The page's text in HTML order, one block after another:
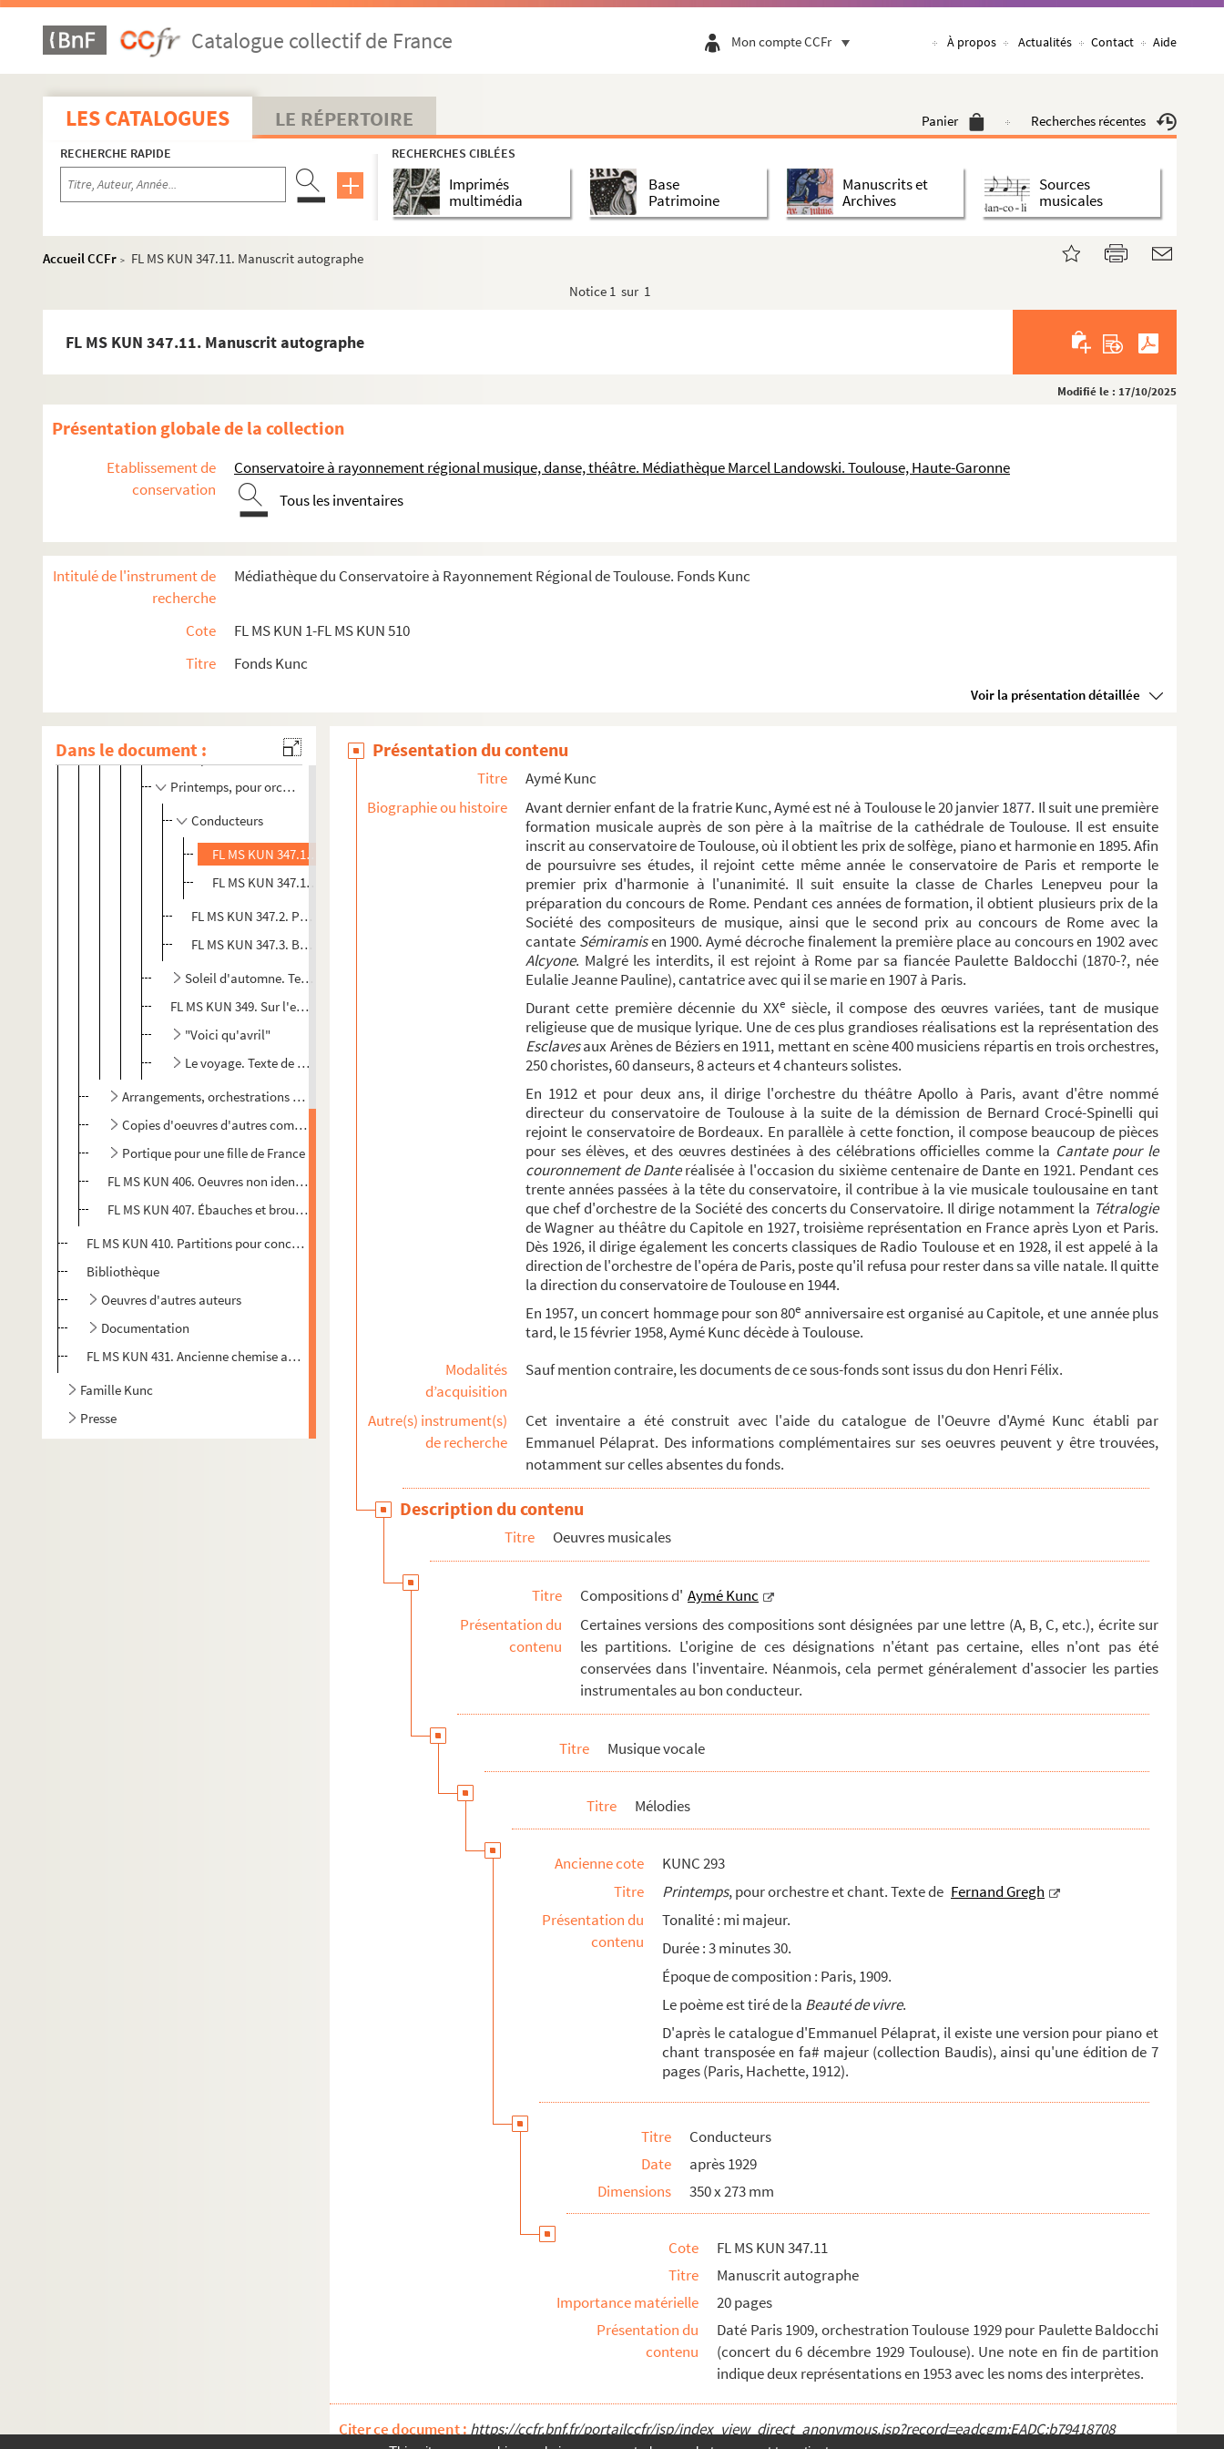
Catalogue collectif de France Mon compte CCFr À propos Actualités Contact Aide
LES CATALOGUES LE RÉPERTOIRE Panier Recherches récentes
RECHERCHE RAPIDE RECHERCHES CIBLÉES
Imprimés
multimédia
Base
Patrimoine
Manuscrits et
Archives
Sources
musicales
Accueil CCFr >
FL MS KUN 347.11. Manuscrit autographe
Notice 1 sur 1
FL MS KUN 347.11. Manuscrit autographe
Modifié le : 17/10/2025
Présentation globale de la collection
Etablissement de
conservation
Conservatoire à rayonnement régional musique, danse, théâtre. Médiathèque Marcel Landowski. Toulouse, Haute-Garonne
Tous les inventaires
Intitulé de l'instrument de
recherche
Médiathèque du Conservatoire à Rayonnement Régional de Toulouse. Fonds Kunc
Cote
FL MS KUN 1-FL MS KUN 510
Titre
Fonds Kunc
Voir la présentation détaillée
Dans le document :
Pierre Kunc
Études d'Aymé Kunc
Oeuvres musicales
Compositions d'Aymé Kunc
Musique lyrique
Musique concertante
Musique de chambre
Musique vocale
Choeurs profanes
Chants religieux
Mélodies
FL MS KUN 338. Aux baléares, scène pour mezzo et baryton avec accompagnement d'orchestre divisé en deux groupes
FL MS KUN 339. Ballade pour sainte Germaine, pour chant, violoncelle et piano. Texte Marc Lafargue
Je ne sais pas de fleur. Texte d'Armand Silvestre
FL MS KUN 344. Où vont tes yeux ? Texte d'Émile Hinzelin
Le petit enfant. Texte de Louis Tiercelin
Printemps, pour orchestre et chant. Texte de Fernand Gregh
Conducteurs
FL MS KUN 347.11. Manuscrit autographe
FL MS KUN 347.12. Manuscrit autographe
FL MS KUN 347.2. Parties instrumentales
FL MS KUN 347.3. Brouillon de conducteur
Soleil d'automne. Texte de Fernand Gregh
FL MS KUN 349. Sur l'eau, mélodie pour mezzo soprano ou ténor avec accompagnement de piano. Paroles d'Armand Silves...
"Voici qu'avril"
Le voyage. Texte de Louis Marsolleau
Arrangements, orchestrations et autres travaux d'Aymé Kunc
Copies d'oeuvres d'autres compositeurs
Portique pour une fille de France
FL MS KUN 406. Oeuvres non identifiées
FL MS KUN 407. Ébauches et brouillons
FL MS KUN 410. Partitions pour concours
Bibliothèque
Oeuvres d'autres auteurs
Documentation
FL MS KUN 431. Ancienne chemise avec notes
Famille Kunc
Presse
Présentation du contenu
Titre
Aymé Kunc
Biographie ou histoire
Avant dernier enfant de la fratrie Kunc, Aymé est né à Toulouse le 20 janvier 1877. Il suit une première
formation musicale auprès de son père à la maîtrise de la cathédrale de Toulouse. Il est ensuite
inscrit au conservatoire de Toulouse, où il obtient les prix de solfège, piano et harmonie en 1895. Afin
de poursuivre ses études, il rejoint cette même année le conservatoire de Paris et remporte le
premier prix d'harmonie à l'unanimité. Il suit ensuite la classe de Charles Lenepveu pour la
préparation du concours de Rome. Pendant ces années de formation, il obtient plusieurs prix de la
Société des compositeurs de musique, ainsi que le second prix au concours de Rome avec la
cantate Sémiramisen 1900. Aymé décroche finalement la première place au concours en 1902 avec
Alcyone. Malgré les interdits, il est rejoint à Rome par sa fiancée Paulette Baldocchi (1870-?, née
Eulalie Jeanne Pauline), cantatrice avec qui il se marie en 1907 à Paris.
Durant cette première décennie du XXe siècle, il compose des œuvres variées, tant de musique
religieuse que de musique lyrique. Une de ces plus grandioses réalisations est la représentation des
Esclavesaux Arènes de Béziers en 1911, mettant en scène 400 musiciens répartis en trois orchestres,
250 choristes, 60 danseurs, 8 acteurs et 4 chanteurs solistes.
En 1912 et pour deux ans, il dirige l'orchestre du théâtre Apollo à Paris, avant d'être nommé
directeur du conservatoire de Toulouse à la suite de la démission de Bernard Crocé-Spinelli qui
rejoint le conservatoire de Bordeaux. En parallèle à cette fonction, il compose beaucoup de pièces
pour ses élèves, et des œuvres destinées à des célébrations officielles comme la Cantate pour le
couronnement de Danteréalisée à l'occasion du sixième centenaire de Dante en 1921. Pendant ces
trente années passées à la tête du conservatoire, il contribue à la vie musicale toulousaine en tant
que chef d'orchestre de la Société des concerts du Conservatoire. Il dirige notamment la Tétralogie
de Wagner au théâtre du Capitole en 1927, troisième représentation en France après Lyon et Paris.
Dès 1926, il dirige également les concerts classiques de Radio Toulouse et en 1928, il est appelé à la
direction de l'orchestre de l'opéra de Paris, poste qu'il refusa pour rester dans sa ville natale. Il quitte
la direction du conservatoire de Toulouse en 1944.
En 1957, un concert hommage pour son 80e anniversaire est organisé au Capitole, et une année plus
tard, le 15 février 1958, Aymé Kunc décède à Toulouse.
Modalités
d’acquisition
Sauf mention contraire, les documents de ce sous-fonds sont issus du don Henri Félix.
Autre(s) instrument(s)
de recherche
Cet inventaire a été construit avec l'aide du catalogue de l'Oeuvre d'Aymé Kunc établi par
Emmanuel Pélaprat. Des informations complémentaires sur ses oeuvres peuvent y être trouvées,
notamment sur celles absentes du fonds.
Description du contenu
Titre Oeuvres musicales
Titre Compositions d' Aymé Kunc
Présentation du
contenu
Certaines versions des compositions sont désignées par une lettre (A, B, C, etc.), écrite sur
les partitions. L'origine de ces désignations n'étant pas certaine, elles n'ont pas été
conservées dans l'inventaire. Néanmois, cela permet généralement d'associer les parties
instrumentales au bon conducteur.
Titre Musique vocale
Titre Mélodies
Ancienne cote
KUNC 293
Titre
Printemps, pour orchestre et chant. Texte de Fernand Gregh
Présentation du
contenu
Tonalité : mi majeur.
Durée : 3 minutes 30.
Époque de composition : Paris, 1909.
Le poème est tiré de la Beauté de vivre.
D'après le catalogue d'Emmanuel Pélaprat, il existe une version pour piano et
chant transposée en fa# majeur (collection Baudis), ainsi qu'une édition de 7
pages (Paris, Hachette, 1912).
Titre
Conducteurs
Date
après 1929
Dimensions
350 x 273 mm
Cote
FL MS KUN 347.11
Titre
Manuscrit autographe
Importance matérielle
20 pages
Présentation du
contenu
Daté Paris 1909, orchestration Toulouse 1929 pour Paulette Baldocchi
(concert du 6 décembre 1929 Toulouse). Une note en fin de partition
indique deux représentations en 1953 avec les noms des interprètes.
Citer ce document : https://ccfr.bnf.fr/portailccfr/jsp/index_view_direct_anonymous.jsp?record=eadcgm:EADC:b79418708